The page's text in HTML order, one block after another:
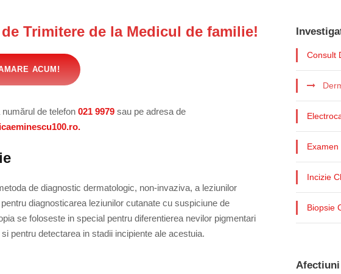
Trimitere de la Medicul de familie!
ACUM!
de telefon 021 9979sau pe adresa de
de diagnostic dermatologic, non-invaziva, a leziunilor
diagnosticarea leziunilor cutanate cu suspiciune de
se foloseste in special pentru diferentierea nevilor pigmentari
pentru detectarea in stadii incipiente ale acestuia.
Consult
Incizie
Biopsie